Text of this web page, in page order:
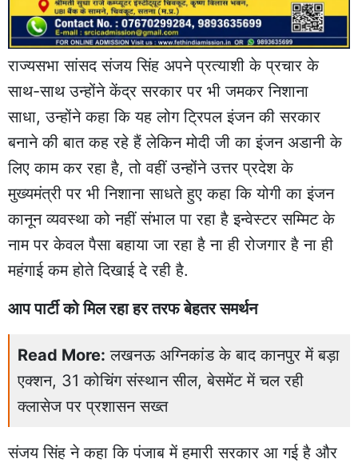
राज्यसभा सांसद संजय सिंह अपने प्रत्याशी के प्रचार के
साथ-साथ उन्होंने केंद्र सरकार पर भी जमकर निशाना
साधा, उन्होंने कहा कि यह लोग ट्रिपल इंजन की सरकार
बनाने की बात कह रहे हैं लेकिन मोदी जी का इंजन अडानी के
लिए काम कर रहा है, तो वहीं उन्होंने उत्तर प्रदेश के
मुख्यमंत्री पर भी निशाना साधते हुए कहा कि योगी का इंजन
कानून व्यवस्था को नहीं संभाल पा रहा है इन्वेस्टर सम्मिट के
नाम पर केवल पैसा बहाया जा रहा है ना ही रोजगार है ना ही
महंगाई कम होते दिखाई दे रही है.
आप पार्टी को मिल रहा हर तरफ बेहतर समर्थन
Read More: लखनऊ अग्निकांड के बाद कानपुर में बड़ा
एक्शन, 31 कोचिंग संस्थान सील, बेसमेंट में चल रही
क्लासेज पर प्रशासन सख्त
संजय सिंह ने कहा कि पंजाब में हमारी सरकार आ गई है और